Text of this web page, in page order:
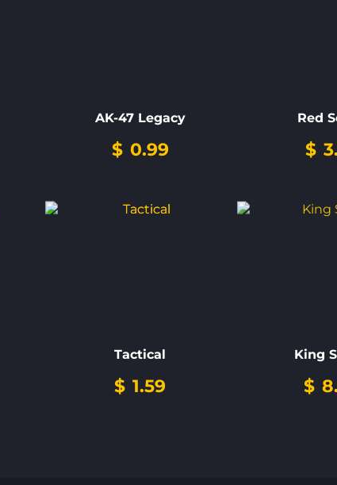
AK-47 Legacy
$ 0.99
Red
$
Tactical
$ 1.59
King
$